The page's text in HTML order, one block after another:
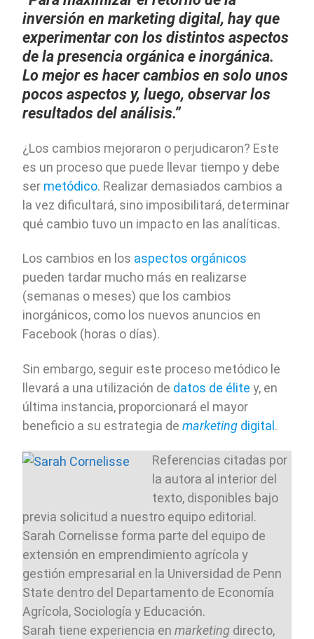
inversión en marketing digital, hay que
experimentar con los distintos aspectos
de la presencia orgánica e inorgánica.
Lo mejor es hacer cambios en solo unos
pocos aspectos y, luego, observar los
resultados del análisis.”
¿Los cambios mejoraron o perjudicaron? Este
es un proceso que puede llevar tiempo y debe
ser metódico. Realizar demasiados cambios a
la vez dificultará, sino imposibilitará, determinar
qué cambio tuvo un impacto en las analíticas.
Los cambios en los aspectos orgánicos
pueden tardar mucho más en realizarse
(semanas o meses) que los cambios
inorgánicos, como los nuevos anuncios en
Facebook (horas o días).
Sin embargo, seguir este proceso metódico le
llevará a una utilización de datos de élite y, en
última instancia, proporcionará el mayor
beneficio a su estrategia demarketing digital.
Referencias citadas por
la autora al interior del
texto, disponibles bajo
previa solicitud a nuestro equipo editorial.
Sarah Cornelisse forma parte del equipo de
extensión en emprendimiento agrícola y
gestión empresarial en la Universidad de Penn
State dentro del Departamento de Economía
Agrícola, Sociología y Educación.
Sarah tiene experiencia enmarketing directo,